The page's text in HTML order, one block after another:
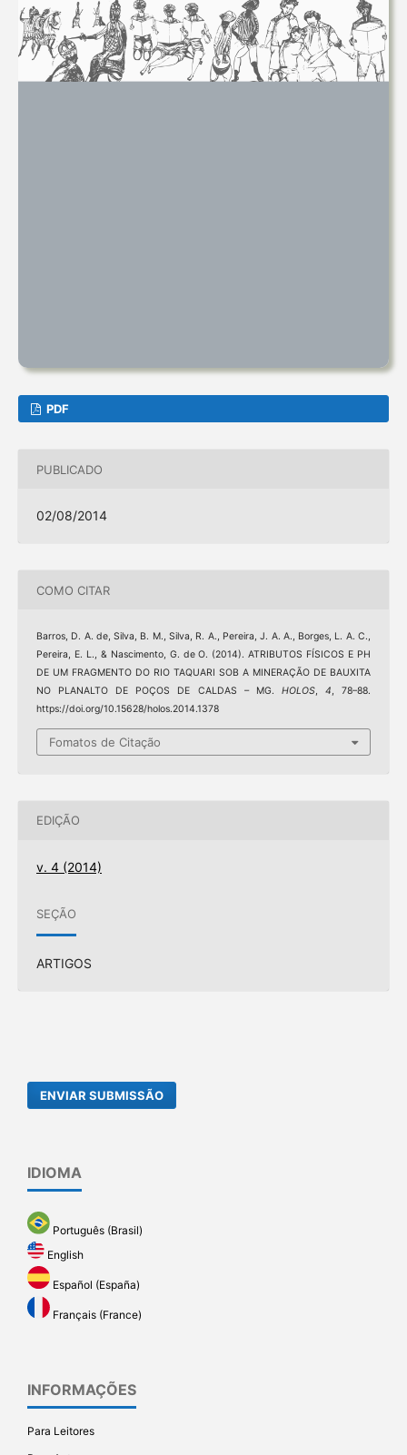
PDF
PUBLICADO
02/08/2014
COMO CITAR
Barros, D. A. de, Silva, B. M., Silva, R. A., Pereira, J. A. A., Borges, L. A. C.,
Pereira, E. L., & Nascimento, G. de O. (2014). ATRIBUTOS FÍSICOS E PH
DE UM FRAGMENTO DO RIO TAQUARI SOB A MINERAÇÃO DE BAUXITA
NO PLANALTO DE POÇOS DE CALDAS – MG. HOLOS, 4, 78–88.
https://doi.org/10.15628/holos.2014.1378
Fomatos de Citação
EDIÇÃO
v. 4 (2014)
SEÇÃO
ARTIGOS
ENVIAR SUBMISSÃO
IDIOMA
Português (Brasil)
English
Español (España)
Français (France)
INFORMAÇÕES
Para Leitores